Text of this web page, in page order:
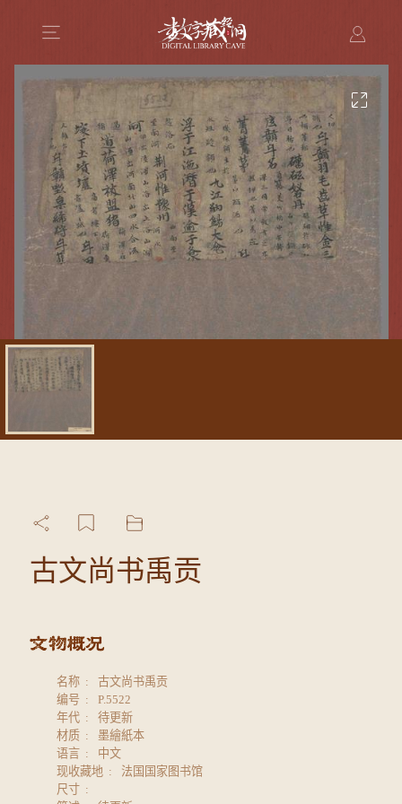
古文尚书禹贡
名称
古文尚书禹贡
编号
P.5522
年代
待更新
材质
墨繪紙本
语言
中文
现收藏地
法国国家图书馆
尺寸